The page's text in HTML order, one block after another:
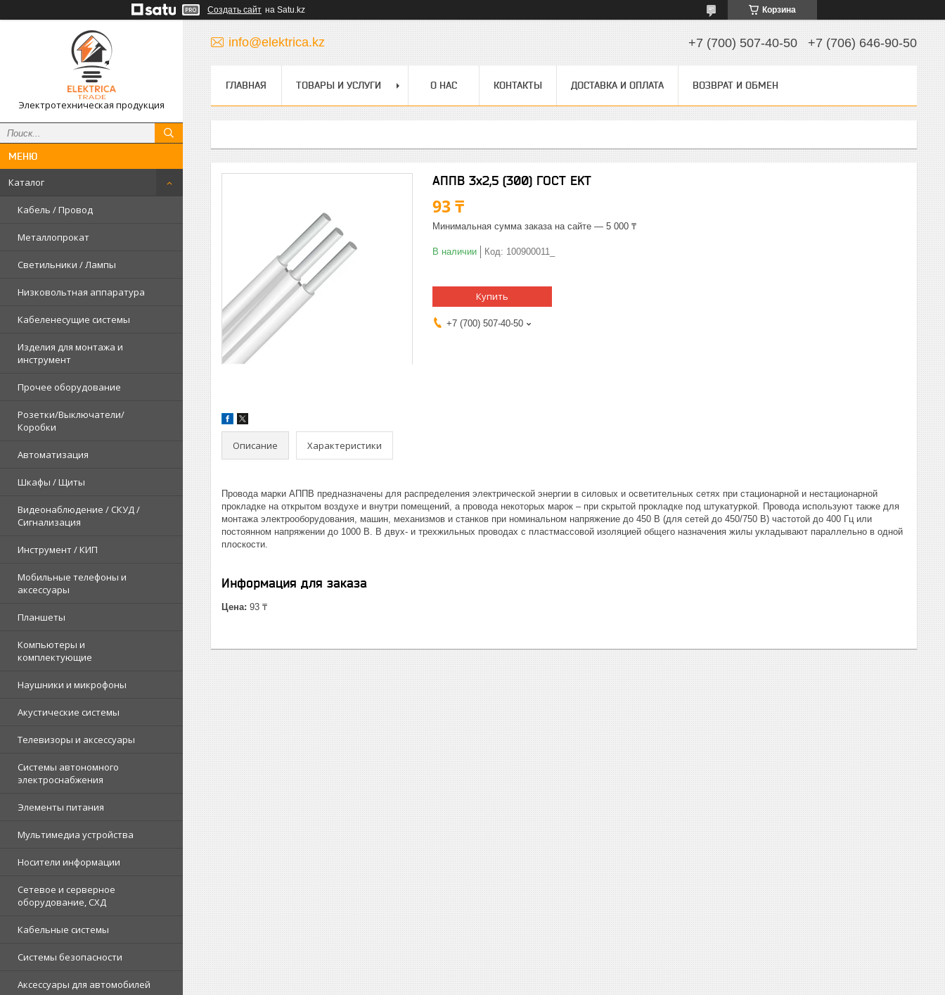
Создать сайт на Satu.kz Корзина
Электротехническая продукция
Каталог
Кабель / Провод
Металлопрокат
Светильники / Лампы
Низковольтная аппаратура
Кабеленесущие системы
Изделия для монтажа и
инструмент
Прочее оборудование
Розетки/Выключатели/
Коробки
Автоматизация
Шкафы / Щиты
Видеонаблюдение / СКУД /
Сигнализация
Инструмент / КИП
Мобильные телефоны и
аксессуары
Планшеты
Компьютеры и
комплектующие
Наушники и микрофоны
Акустические системы
Телевизоры и аксессуары
Системы автономного
электроснабжения
Элементы питания
Мультимедиа устройства
Носители информации
Сетевое и серверное
оборудование, СХД
Кабельные системы
Системы безопасности
Аксессуары для автомобилей
info@elektrica.kz +7 (700) 507-40-50 +7 (706) 646-90-50
ГЛАВНАЯ ТОВАРЫ И УСЛУГИ О НАС КОНТАКТЫ ДОСТАВКА И ОПЛАТА ВОЗВРАТ И ОБМЕН
АППВ 3х2,5 (300) ГОСТ EKT
93 ₸
Минимальная сумма заказа на сайте — 5 000 ₸
В наличии Код: 100900011_
Купить
+7 (700) 507-40-50
Описание Характеристики
Провода марки АППВ предназначены для распределения электрической энергии в силовых и осветительных сетях при стационарной и нестационарной
прокладке на открытом воздухе и внутри помещений, а провода некоторых марок – при скрытой прокладке под штукатуркой. Провода используют также для
монтажа электрооборудования, машин, механизмов и станков при номинальном напряжение до 450 В (для сетей до 450/750 В) частотой до 400 Гц или
постоянном напряжении до 1000 В. В двух- и трехжильных проводах с пластмассовой изоляцией общего назначения жилы укладывают параллельно в одной
плоскости.
Информация для заказа
Цена: 93 ₸